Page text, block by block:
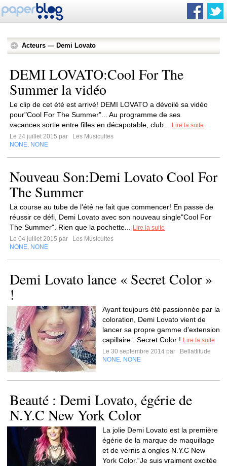
Acteurs — Demi Lovato
DEMI LOVATO:Cool For The
Summer la vidéo
Le clip de cet été est arrivé! DEMI LOVATO a dévoilé sa vidéo
pour"Cool For The Summer"... Au programme de ses
vacances:sortie entre filles en décapotable, club...
Lire la suite
Le 24 juillet 2015 par
Les Musicultes
NONE NONE
Nouveau Son:Demi Lovato Cool For
The Summer
La course au tube de l'été ne fait que commencer! En passe de
réussir ce défi, Demi Lovato avec son nouveau single"Cool For
The Summer". Rien que la pochette...
Lire la suite
Le 04 juillet 2015 par
Les Musicultes
NONE NONE
Demi Lovato lance « Secret Color »
!
Ayant toujours été passionnée par la
coloration, Demi Lovato vient de
lancer sa propre gamme d'extension
capillaire : Secret Color ! Lire la suite
Le 30 septembre 2014 par
Bellattitude
NONE NONE
Beauté : Demi Lovato, égérie de
N.Y.C New York Color
La jolie Demi Lovato est la première
égérie de la marque de maquillage
et de vernis à ongles N.Y.C New
York Color.“Je suis vraiment excitée